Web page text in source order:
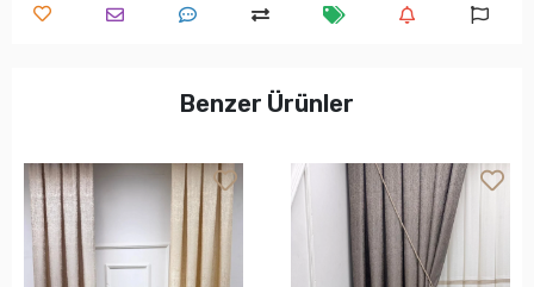
Benzer Ürünler